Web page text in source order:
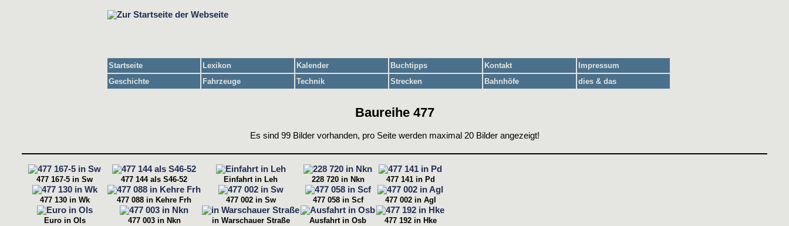
Startseite Lexikon Kalender Buchtipps Kontakt
Impressum
Geschichte
Fahrzeuge Technik Strecken Bahnhöfe dies & das
Baureihe 477
Es sind 99 Bilder vorhanden, pro Seite werden maximal 20 Bilder angezeigt!
477 167-5 in Sw 477 144 als S46-52 Einfahrt in Leh 228 720 in Nkn 477 141 in Pd
477 130 in Wk 477 088 in Kehre Frh 477 002 in Sw 477 058 in Scf 477 002 in Agl
Euro in Ols 477 003 in Nkn in Warschauer Straße Ausfahrt in Osb 477 192 in Hke